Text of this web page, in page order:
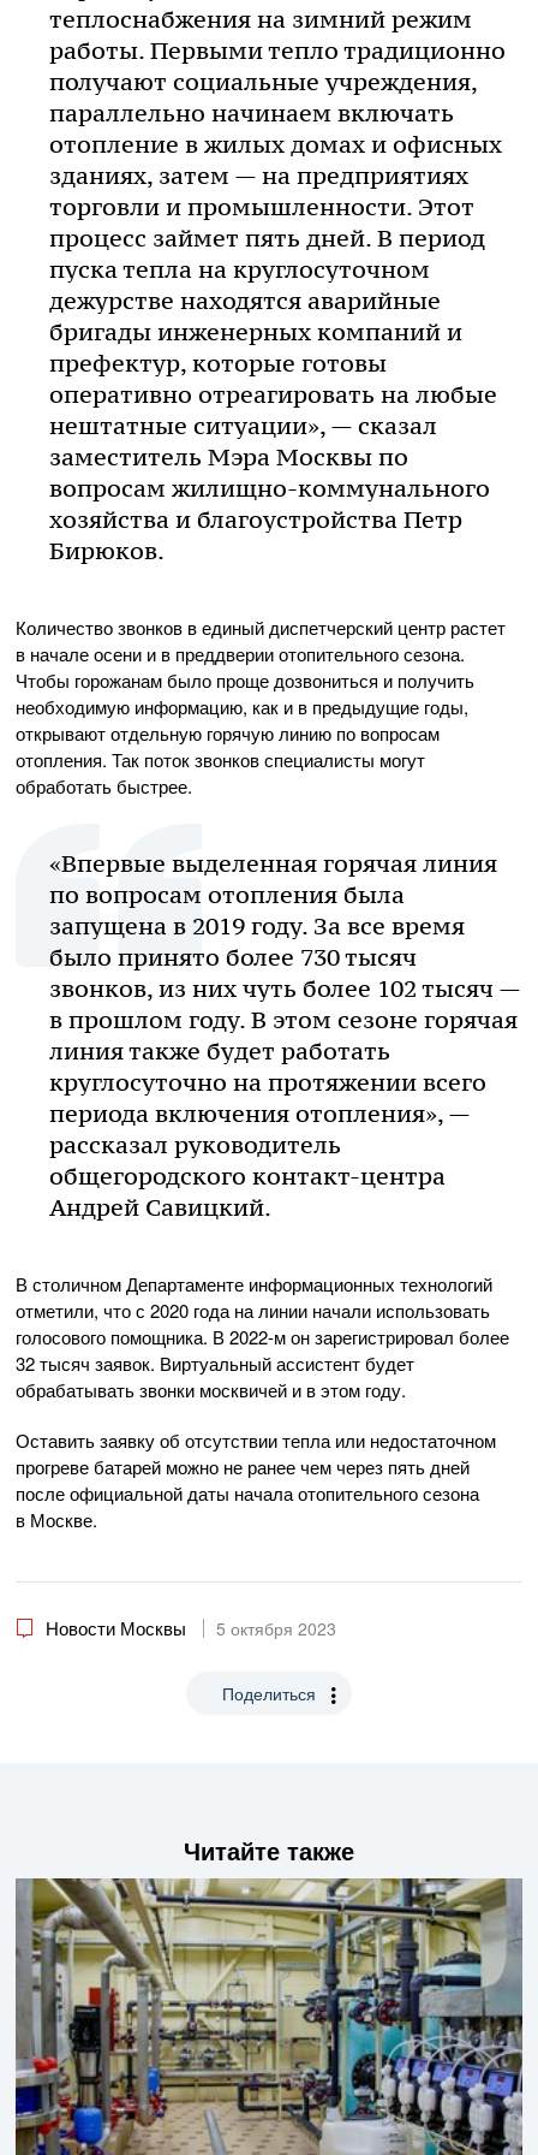
теплоснабжения на зимний режим
работы. Первыми тепло традиционно
получают социальные учреждения,
параллельно начинаем включать
отопление в жилых домах и офисных
зданиях, затем — на предприятиях
торговли и промышленности. Этот
процесс займет пять дней. В период
пуска тепла на круглосуточном
дежурстве находятся аварийные
бригады инженерных компаний и
префектур, которые готовы
оперативно отреагировать на любые
нештатные ситуации», — сказал
заместитель Мэра Москвы по
вопросам жилищно-коммунального
хозяйства и благоустройства Петр
Бирюков.
Количество звонков в единый диспетчерский центр растет
в начале осени и в преддверии отопительного сезона.
Чтобы горожанам было проще дозвониться и получить
необходимую информацию, как и в предыдущие годы,
открывают отдельную горячую линию по вопросам
отопления. Так поток звонков специалисты могут
обработать быстрее.
«Впервые выделенная горячая линия
по вопросам отопления была
запущена в 2019 году. За все время
было принято более 730 тысяч
звонков, из них чуть более 102 тысяч —
в прошлом году. В этом сезоне горячая
линия также будет работать
круглосуточно на протяжении всего
периода включения отопления», —
рассказал руководитель
общегородского контакт-центра
Андрей Савицкий.
В столичном Департаменте информационных технологий
отметили, что с 2020 года на линии начали использовать
голосового помощника. В 2022-м он зарегистрировал более
32 тысяч заявок. Виртуальный ассистент будет
обрабатывать звонки москвичей и в этом году.
Оставить заявку об отсутствии тепла или недостаточном
прогреве батарей можно не ранее чем через пять дней
после официальной даты начала отопительного сезона
в Москве.
Новости Москвы 5 октября 2023
Поделиться
Читайте также